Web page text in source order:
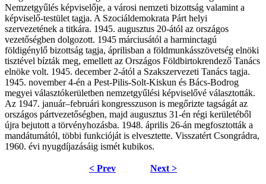
Nemzetgyűlés képviselője, a városi nemzeti bizottság valamint a
képviselő-testület tagja. A Szociáldemokrata Párt helyi
szervezetének a titkára. 1945. augusztus 20-ától az országos
vezetőségben dolgozott. 1945 márciusától a harminctagú
földigénylő bizottság tagja, áprilisban a földmunkásszövetség elnöki
tisztével bízták meg, emellett az Országos Földbirtokrendező Tanács
elnöke volt. 1945. december 2-ától a Szakszervezeti Tanács tagja.
1945. november 4-én a Pest-Pilis-Solt-Kiskun és Bács-Bodrog
megyei választókerületben nemzetgyűlési képviselővé választották.
Az 1947. január–februári kongresszuson is megőrizte tagságát az
országos pártvezetőségben, majd augusztus 31-én régi kerületéből
újra bejutott a törvényhozásba. 1948. április 26-án megfosztották a
mandátumától, többi funkcióját is elvesztette. Visszatért Csongrádra,
1960. évi nyugdíjazásáig ismét kubikos.
< Prev Next >